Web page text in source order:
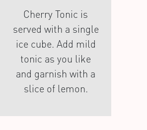
Cherry Tonic is
served with a single
ice cube. Add mild
tonic as you like
and garnish with a
slice of lemon.